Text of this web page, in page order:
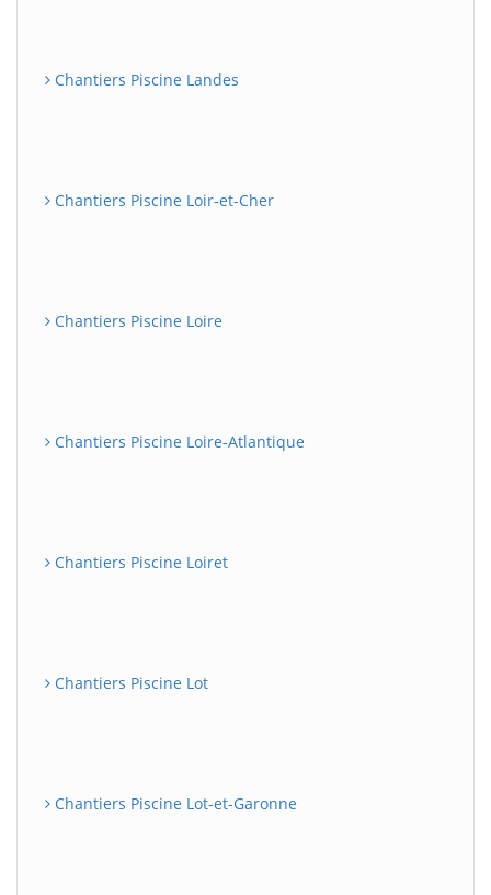
Chantiers Piscine Landes
Chantiers Piscine Loir-et-Cher
Chantiers Piscine Loire
Chantiers Piscine Loire-Atlantique
Chantiers Piscine Loiret
Chantiers Piscine Lot
Chantiers Piscine Lot-et-Garonne